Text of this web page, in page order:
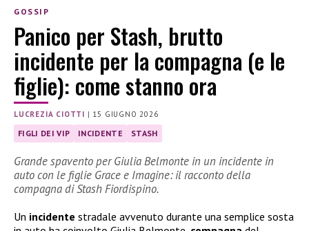
GOSSIP
Panico per Stash, brutto
incidente per la compagna (e le
figlie): come stanno ora
LUCREZIA CIOTTI | 15 GIUGNO 2026
FIGLI DEI VIP INCIDENTE STASH
Grande spavento per Giulia Belmonte in un incidente in
auto con le figlie Grace e Imagine: il racconto della
compagna di Stash Fiordispino.
Un incidente stradale avvenuto durante una semplice sosta